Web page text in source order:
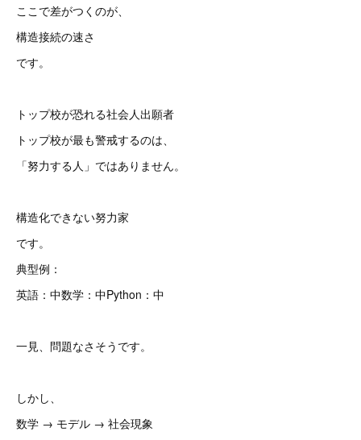
ここで差がつくのが、
構造接続の速さ
です。
トップ校が恐れる社会人出願者
トップ校が最も警戒するのは、
「努力する人」ではありません。
構造化できない努力家
です。
典型例：
英語：中数学：中Python：中
一見、問題なさそうです。
しかし、
数学 → モデル → 社会現象